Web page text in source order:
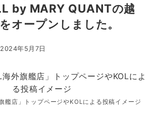
by MARY QUANTの越
オープンしました。
2024年5月7日
艦店」トップページやKOLによる投稿イメージ